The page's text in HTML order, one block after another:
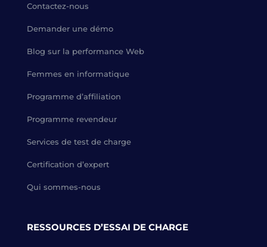
Contactez-nous
Demander une démo
Blog sur la performance Web
Femmes en informatique
Programme d’affiliation
Programme revendeur
Services de test de charge
Certification d’expert
Qui sommes-nous
RESSOURCES D’ESSAI DE CHARGE